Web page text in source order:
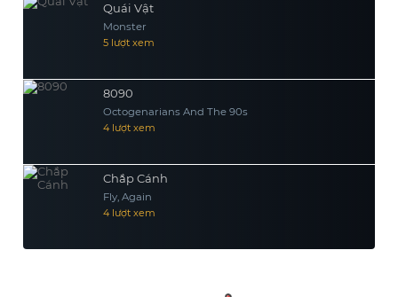
Quái Vật
Monster
5 lượt xem
8090
Octogenarians And The 90s
4 lượt xem
Chắp Cánh
Fly, Again
4 lượt xem